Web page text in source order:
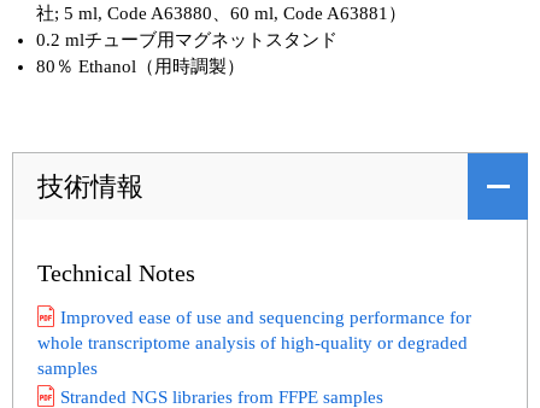
社; 5 ml, Code A63880、60 ml, Code A63881）
0.2 mlチューブ用マグネットスタンド
80％ Ethanol（用時調製）
技術情報
Technical Notes
Improved ease of use and sequencing performance for
whole transcriptome analysis of high-quality or degraded
samples
Stranded NGS libraries from FFPE samples